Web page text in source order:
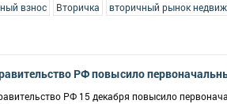
взнос Вторичка вторичный рынок
РФ повысило
РФ 15 декабря повысило